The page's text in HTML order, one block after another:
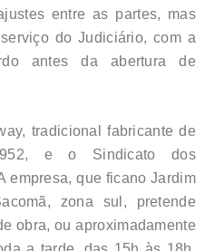
entre as partes, mas
do Judiciário, com a
antes da abertura de
tradicional fabricante de
e o Sindicato dos
empresa, que ficano Jardim
zona sul, pretende
obra, ou aproximadamente